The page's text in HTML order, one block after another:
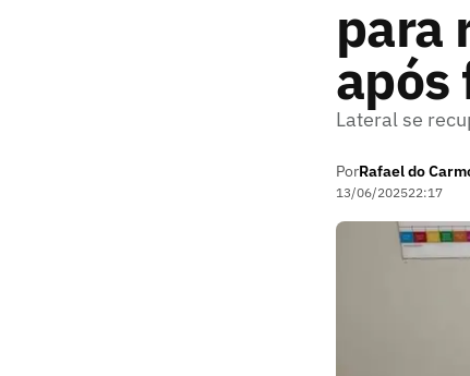
para
após
Lateral se
PorRafael do
13/06/202522:17